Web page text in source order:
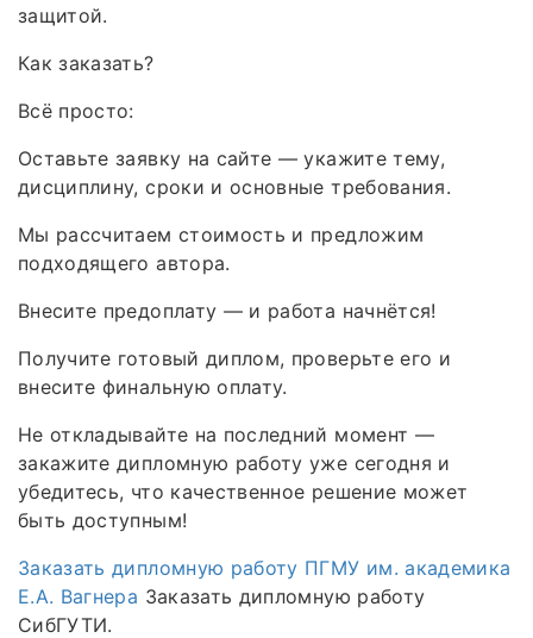
защитой.
Как заказать?
Всё просто:
Оставьте заявку на сайте — укажите тему,
дисциплину, сроки и основные требования.
Мы рассчитаем стоимость и предложим
подходящего автора.
Внесите предоплату — и работа начнётся!
Получите готовый диплом, проверьте его и
внесите финальную оплату.
Не откладывайте на последний момент —
закажите дипломную работу уже сегодня и
убедитесь, что качественное решение может
быть доступным!
Заказать дипломную работу ПГМУ им. академика
Е.А. Вагнера Заказать дипломную работу
СибГУТИ.